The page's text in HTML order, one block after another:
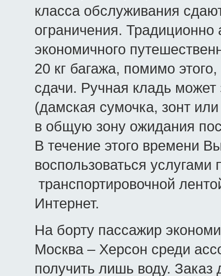
класса обслуживания
ограничения.
экономичного
20 кг багажа, помимо
сдачи. Ручная кладь
(дамская сумочка, зонт
в общую зону ожидания
В течение этого времени
воспользоваться
транспортировочной
Интернет.
На борту пассажир
Москва – Херсон среди
получить лишь воду. Заказ